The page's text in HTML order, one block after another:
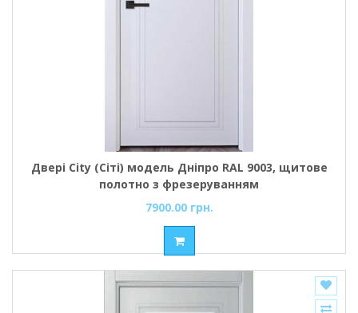
Двері City (Сіті) модель Дніпро RAL 9003, щитове
полотно з фрезеруванням
7900.00 грн.